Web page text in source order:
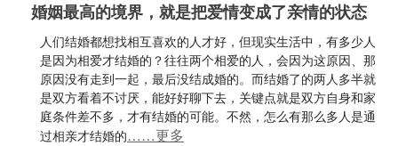
婚姻最高的境界，就是把爱情变成了亲情的状态
人们结婚都想找相互喜欢的人才好，但现实生活中，有多少人
是因为相爱才结婚的？往往两个相爱的人，会因为这原因、那
原因没有走到一起，最后没结成婚的。而结婚了的两人多半就
是双方看着不讨厌，能好好聊下去，关键点就是双方自身和家
庭条件差不多，才有结婚的可能。不然，怎么有那么多人是通
过相亲才结婚的……更多